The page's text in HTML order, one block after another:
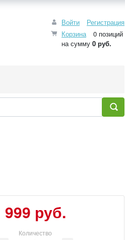
Войти
Регистрация
Корзина
0 позиций
на сумму 0 руб.
999 руб.
Количество